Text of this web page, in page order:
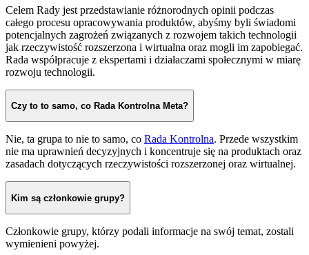
Celem Rady jest przedstawianie różnorodnych opinii podczas
całego procesu opracowywania produktów, abyśmy byli świadomi
potencjalnych zagrożeń związanych z rozwojem takich technologii
jak rzeczywistość rozszerzona i wirtualna oraz mogli im zapobiegać.
Rada współpracuje z ekspertami i działaczami społecznymi w miarę
rozwoju technologii.
Czy to to samo, co Rada Kontrolna Meta?
Nie, ta grupa to nie to samo, co Rada Kontrolna. Przede wszystkim
nie ma uprawnień decyzyjnych i koncentruje się na produktach oraz
zasadach dotyczących rzeczywistości rozszerzonej oraz wirtualnej.
Kim są członkowie grupy?
Członkowie grupy, którzy podali informacje na swój temat, zostali
wymienieni powyżej.